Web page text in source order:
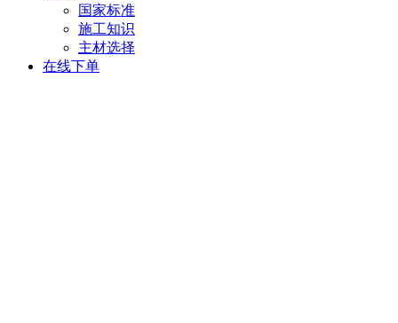
国家标准
施工知识
主材选择
在线下单